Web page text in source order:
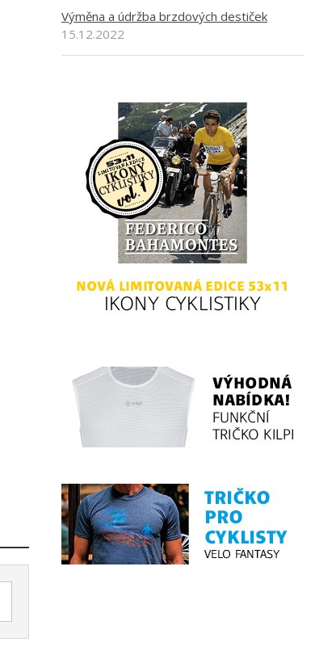
Výměna a údržba brzdových destiček
15.12.2022